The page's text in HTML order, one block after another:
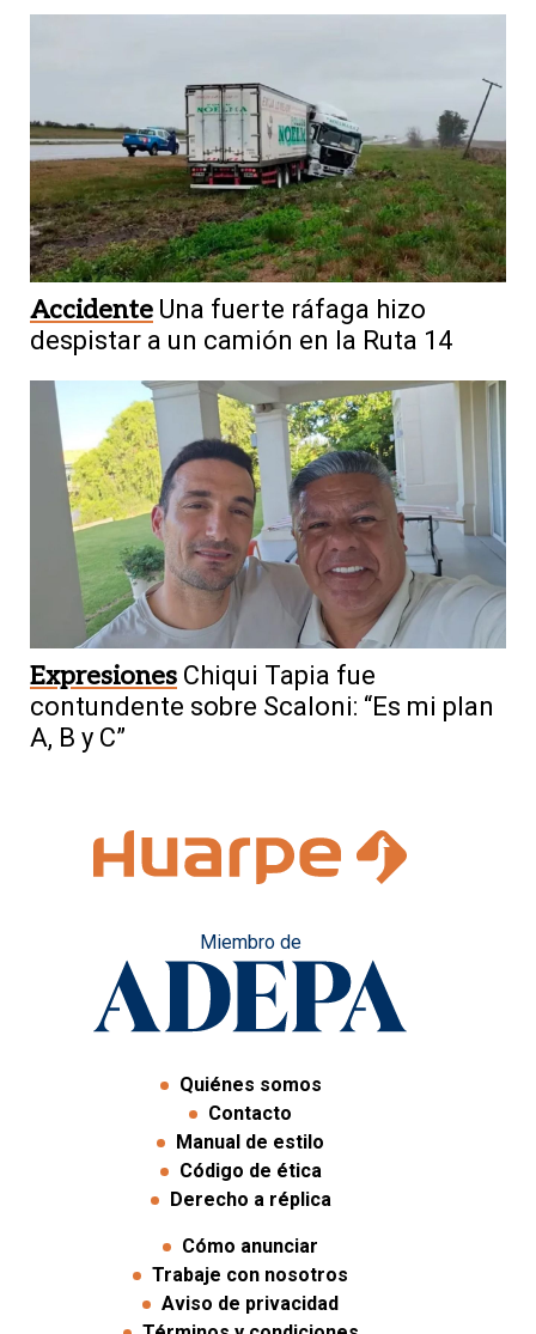
Accidente Una fuerte ráfaga hizo
despistar a un camión en la Ruta 14
Expresiones Chiqui Tapia fue
contundente sobre Scaloni: “Es mi plan
A, B y C”
Miembro de
Quiénes somos
Contacto
Manual de estilo
Código de ética
Derecho a réplica
Cómo anunciar
Trabaje con nosotros
Aviso de privacidad